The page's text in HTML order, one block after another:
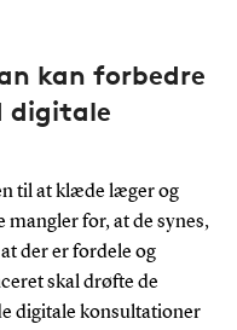
kan forbedre
digitale
til at klæde lægerog
mangler for, at de synes,
der er fordele og
skaldrøfte de
digitale konsultationer